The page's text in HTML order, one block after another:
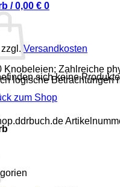
/0,00 € 0
sich keine
zum Shop
zzgl. Versandkosten
Knobeleien; Zahlreiche
logische Betrachtungen